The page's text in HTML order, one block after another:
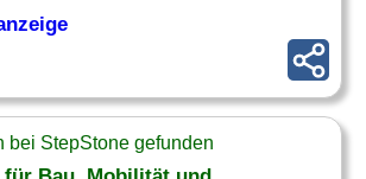
bei StepStone gefunden